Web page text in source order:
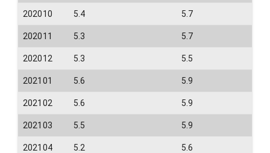
202010 5.4 5.7
202011 5.3 5.7
202012 5.3 5.5
202101 5.6 5.9
202102 5.6 5.9
202103 5.5 5.9
202104 5.2 5.6